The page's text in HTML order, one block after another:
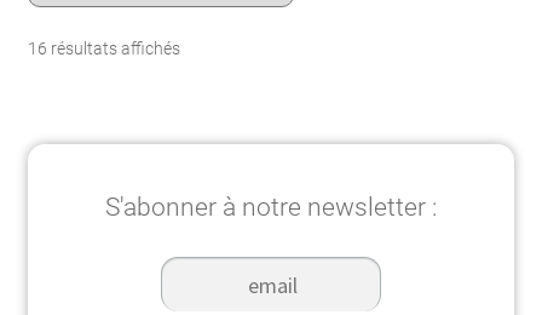
16 résultats affichésTrié
S'abonner à notre newsletter :